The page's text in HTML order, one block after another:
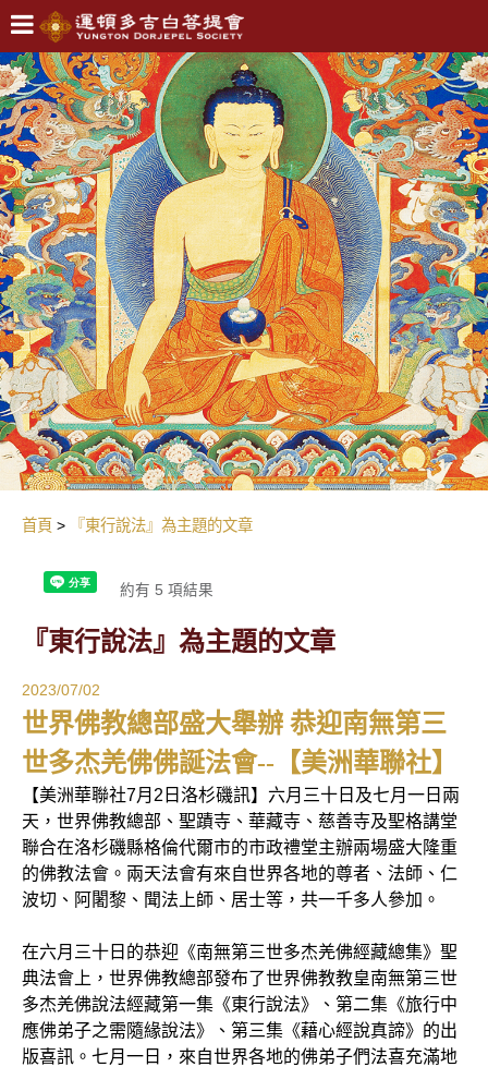
首頁 『東行說法』為主題的文章
『東行說法』為主題的文章
約有 5 項結果
2023/07/02
世界佛教總部盛大舉辦 恭迎南無第三
世多杰羌佛佛誕法會--【美洲華聯社】
【美洲華聯社7月2日洛杉磯訊】六月三十日及七月一日兩
天，世界佛教總部、聖蹟寺、華藏寺、慈善寺及聖格講堂
聯合在洛杉磯縣格倫代爾市的市政禮堂主辦兩場盛大隆重
的佛教法會。兩天法會有來自世界各地的尊者、法師、仁
波切、阿闍黎、聞法上師、居士等，共一千多人參加。
在六月三十日的恭迎《南無第三世多杰羌佛經藏總集》聖
典法會上，世界佛教總部發布了世界佛教教皇南無第三世
多杰羌佛說法經藏第一集《東行說法》、第二集《旅行中
應佛弟子之需隨緣說法》、第三集《藉心經說真諦》的出
版喜訊。七月一日，來自世界各地的佛弟子們法喜充滿地